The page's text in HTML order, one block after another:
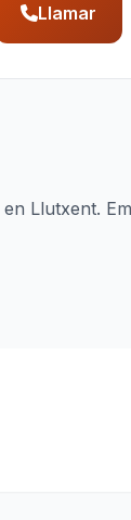
Llamar
Llutxent.